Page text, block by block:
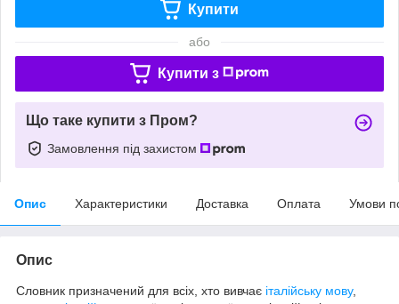
Купити
або
Купити з
Що таке купити з Пром?
Замовлення під захистом
Опис Характеристики Доставка Оплата Умови
Опис
Словник призначений для всіх, хто вивчає італійську мову,